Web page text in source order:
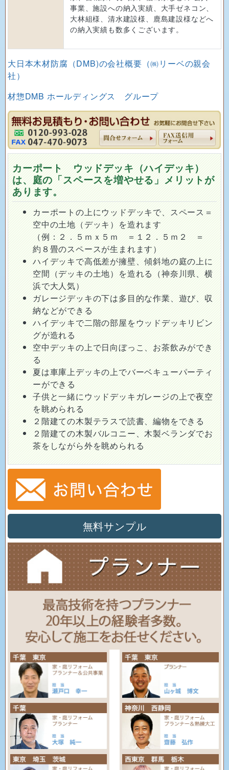
事業、施設への納入実績、大手ゼネコン、
大林組様、清水建設様、鹿島建設様などへ
の納入実績も数多くございます。
大日本木材防腐（DMB)の会社概要（㈱リーベの親会
社）
材惣DMB ホールディングス グループ
カーポート ウッドデッキ（ハイデッキ）
は、庭の「スペースを増やせる」メリットが
あります。
カーポートの上にウッドデッキで、スペース＝
空中の土地（デッキ）を造れます
（例：２．５ｍｘ５ｍ ＝１２．５ｍ２ ＝
約８畳のスペースが生まれます）
ハイデッキで高低差が擁壁、傾斜地の庭の上に
空間（デッキの土地）を造れる（神奈川県、横
浜で大人気）
ガレージデッキの下は多目的な作業、遊び、収
納などができる
ハイデッキで二階の部屋をウッドデッキリビン
グが造れる
空中デッキの上で日向ぼっこ、お茶飲みができ
る
夏は車庫上デッキの上でバーベキューパーティ
ーができる
子供と一緒にウッドデッキガレージの上で夜空
を眺められる
２階建ての木製テラスで読書、編物をできる
２階建ての木製バルコニー、木製ベランダでお
茶をしながら外を眺められる
無料サンプル